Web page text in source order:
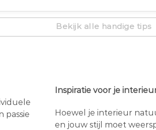
Bekijk alle handige tips
passie
Inspiratie voor je
Hoewel je interieur
en jouw stijl moet